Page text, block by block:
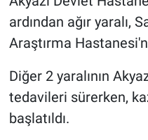
ardından ağır yaralı,
Araştırma
Diğer 2 yaralının
tedavileri sürerken,
başlatıldı.